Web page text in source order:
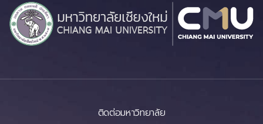
ติดต่อมหาวิทยาลัย